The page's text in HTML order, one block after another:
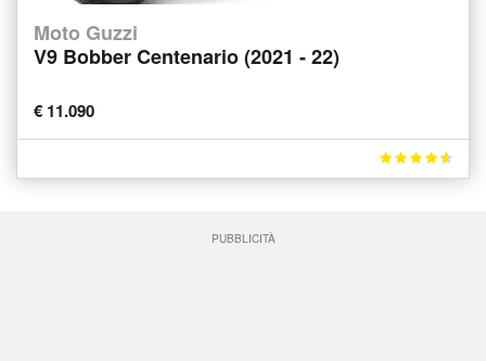
Moto Guzzi
V9 Bobber Centenario (2021 - 22)
€ 11.090
PUBBLICITÀ